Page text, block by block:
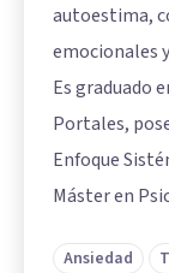
autoestima,
emocionales
Es graduado
Portales,
Enfoque
Máster en
Ansiedad